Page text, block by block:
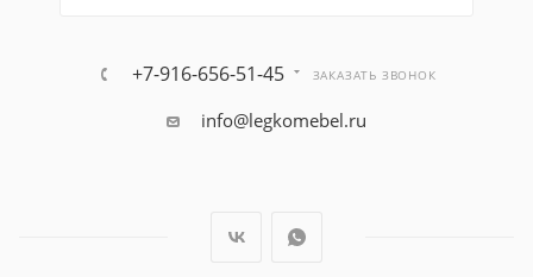
+7-916-656-51-45 ЗАКАЗАТЬ ЗВОНОК
info@legkomebel.ru